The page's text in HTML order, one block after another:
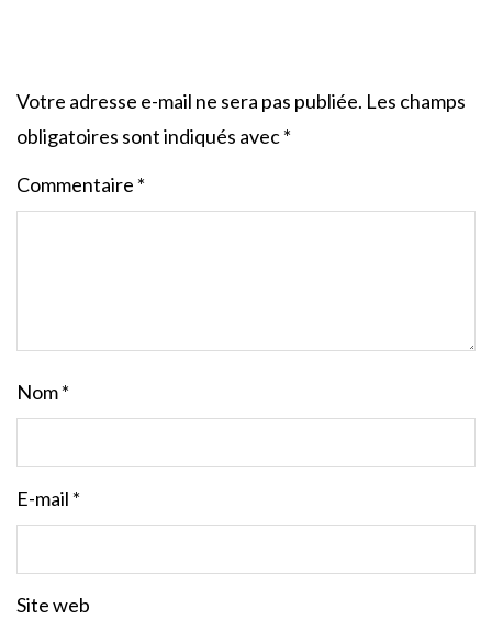
Votre adresse e-mail ne sera pas publiée. Les champs
obligatoires sont indiqués avec*
Commentaire *
Nom*
E-mail *
Site web